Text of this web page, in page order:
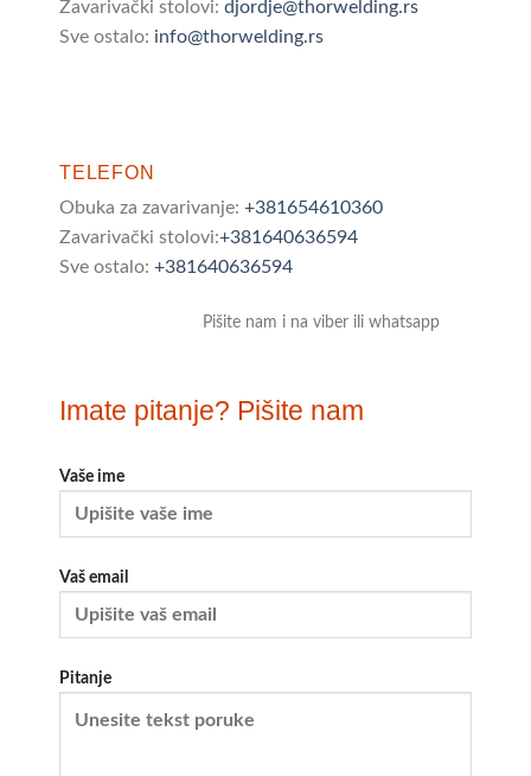
Zavarivački stolovi: djordje@thorwelding.rs
Sve ostalo: info@thorwelding.rs
TELEFON
Obuka za zavarivanje: +381654610360
Zavarivački stolovi:+381640636594
Sve ostalo: +381640636594
Pišite nam i na viber ili whatsapp
Imate pitanje? Pišite nam
Vaše ime
Vaš email
Pitanje